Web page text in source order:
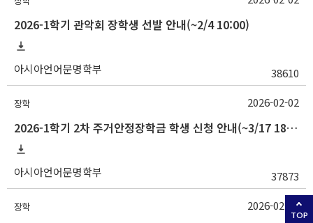
2026-1학기 관악회 장학생 선발 안내(~2/4 10:00)
아시아언어문명학부 38610
장학
2026-1학기 2차 주거안정장학금 학생 신청 안내(~3/17 18:00)
아시아언어문명학부 37873
2026-02-02
장학 2026-02-02
TOP